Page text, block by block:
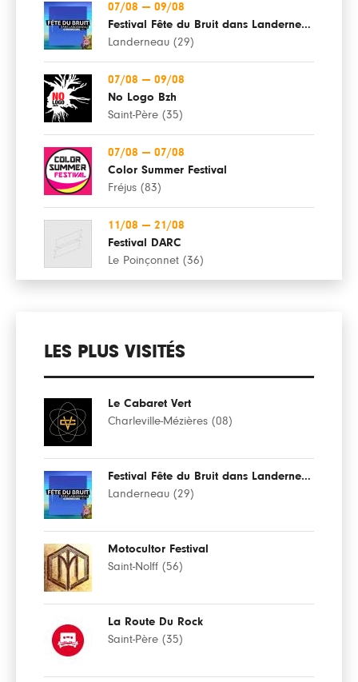
07/08 — 09/08
Festival Fête du Bruit dans Landerneau
Landerneau (29)
07/08 — 09/08
No Logo Bzh
Saint-Père (35)
07/08 — 07/08
Color Summer Festival
Fréjus (83)
11/08 — 21/08
Festival DARC
Le Poinçonnet (36)
LES PLUS VISITÉS
Le Cabaret Vert
Charleville-Mézières (08)
Festival Fête du Bruit dans Landerneau
Landerneau (29)
Motocultor Festival
Saint-Nolff (56)
La Route Du Rock
Saint-Père (35)